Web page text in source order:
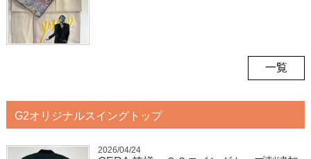
一覧
G2オリジナルスイングトップ
2026/04/24